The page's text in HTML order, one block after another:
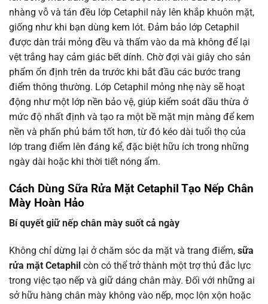
nhàng vỗ và tán đều lớp Cetaphil này lên khắp khuôn mặt,
giống như khi bạn dùng kem lót. Đảm bảo lớp Cetaphil
được dàn trải mỏng đều và thấm vào da mà không để lại
vệt trắng hay cảm giác bết dính. Chờ đợi vài giây cho sản
phẩm ổn định trên da trước khi bắt đầu các bước trang
điểm thông thường. Lớp Cetaphil mỏng nhẹ này sẽ hoạt
động như một lớp nền bảo vệ, giúp kiểm soát dầu thừa ở
mức độ nhất định và tạo ra một bề mặt mịn màng để kem
nền và phấn phủ bám tốt hơn, từ đó kéo dài tuổi thọ của
lớp trang điểm lên đáng kể, đặc biệt hữu ích trong những
ngày dài hoặc khi thời tiết nóng ẩm.
Cách Dùng Sữa Rửa Mặt Cetaphil Tạo Nếp Chân
Mày Hoàn Hảo
Bí quyết giữ nếp chân mày suốt cả ngày
Không chỉ dừng lại ở chăm sóc da mặt và trang điểm, sữa
rửa mặt Cetaphil còn có thể trở thành một trợ thủ đắc lực
trong việc tạo nếp và giữ dáng chân mày. Đối với những ai
sở hữu hàng chân mày không vào nếp, mọc lộn xộn hoặc